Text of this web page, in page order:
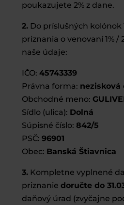
poukazujete 2% z dane.
2.Do príslušných kolónok
priznania o venovaní 1% /
naše údaje:
IČO: 45743339
Právna forma: nezisková
Obchodné meno:
Sídlo (ulica): Dolná
Súpisné číslo: 842/5
PSČ: 96901
Obec: Banská Štiavnica
3.Kompletne vyplnené
priznanie doručte do
daňový úrad (zvyčajne